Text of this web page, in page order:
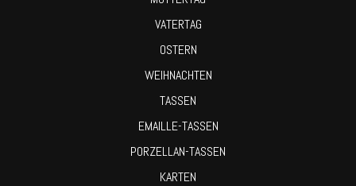
VATERTAG
OSTERN
WEIHNACHTEN
TASSEN
EMAILLE-TASSEN
PORZELLAN-TASSEN
KARTEN